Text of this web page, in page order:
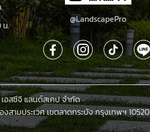
น.
@LandscapePro
อสซีจี แลนด์สเคป จำกัด
สามประเวศ เขตลาดกระบัง กรุงเทพฯ 10520